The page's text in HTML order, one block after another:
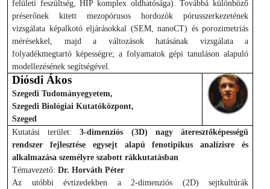
felületi feszültség, HIP komplex oldhatósága). Továbbá különböző
préserőnek kitett mezopórusos hordozók pórusszerkezetének
vizsgálata képalkotó eljárásokkal (SEM, nanoCT) és porozimetriás
mérésekkel, majd a változások hatásának vizsgálata a
folyadékmegtartó képességre; a folyamatok gépi tanuláson alapuló
modellezésének segítségével.
Diósdi Ákos
Szegedi Tudományegyetem,
Szegedi Biológiai Kutatóközpont,
Szeged
Kutatási terület:3-dimenziós (3D) nagy áteresztőképességű
rendszer fejlesztése egysejt alapú fenotipikus analízisre és
alkalmazása személyre szabott rákkutatásban
Témavezető: Dr. Horváth Péter
Az utóbbi évtizedekben a 2-dimenziós (2D) sejtkultúrák